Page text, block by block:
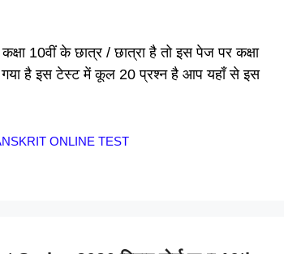
10वीं के छात्र / छात्रा है तो इस पेज पर कक्षा
है इस टेस्ट में कूल 20 प्रश्न है आप यहाँ से इस
ONLINE TEST